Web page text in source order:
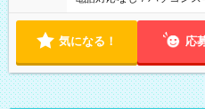
気になる！ 応